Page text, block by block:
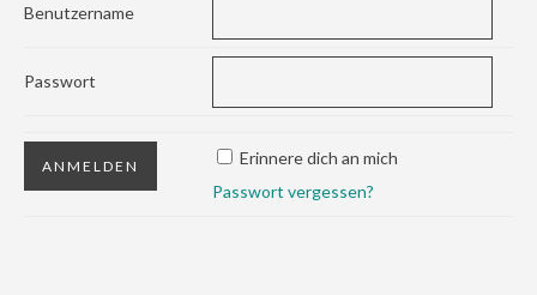
Benutzername
Passwort
Erinnere dich an mich
Passwort vergessen?